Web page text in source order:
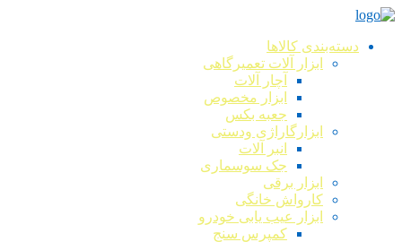
دسته‌بندی کالاها
ابزار آلات تعمیرگاهی
آچار آلات
ابزار مخصوص
جعبه بکس
ابزارگاراژی ودستی
انبر آلات
جک سوسماری
ابزار برقی
کارواش خانگی
ابزار عیب یابی خودرو
کمپرس سنج